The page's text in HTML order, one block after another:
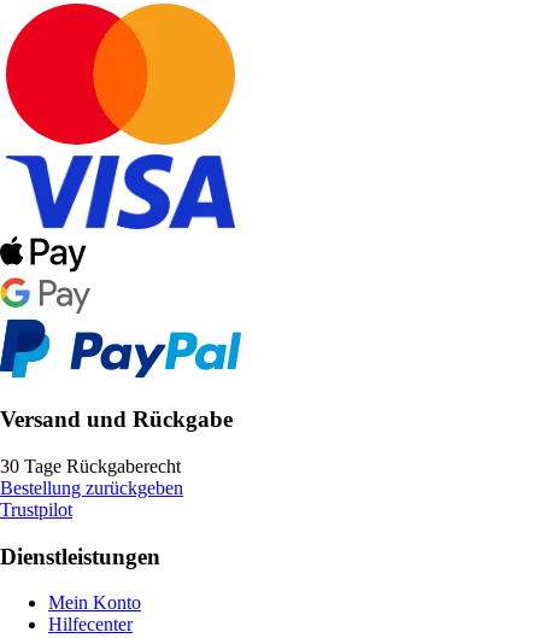
Versand und Rückgabe
30 Tage Rückgaberecht
Bestellung zurückgeben
Trustpilot
Dienstleistungen
Mein Konto
Hilfecenter